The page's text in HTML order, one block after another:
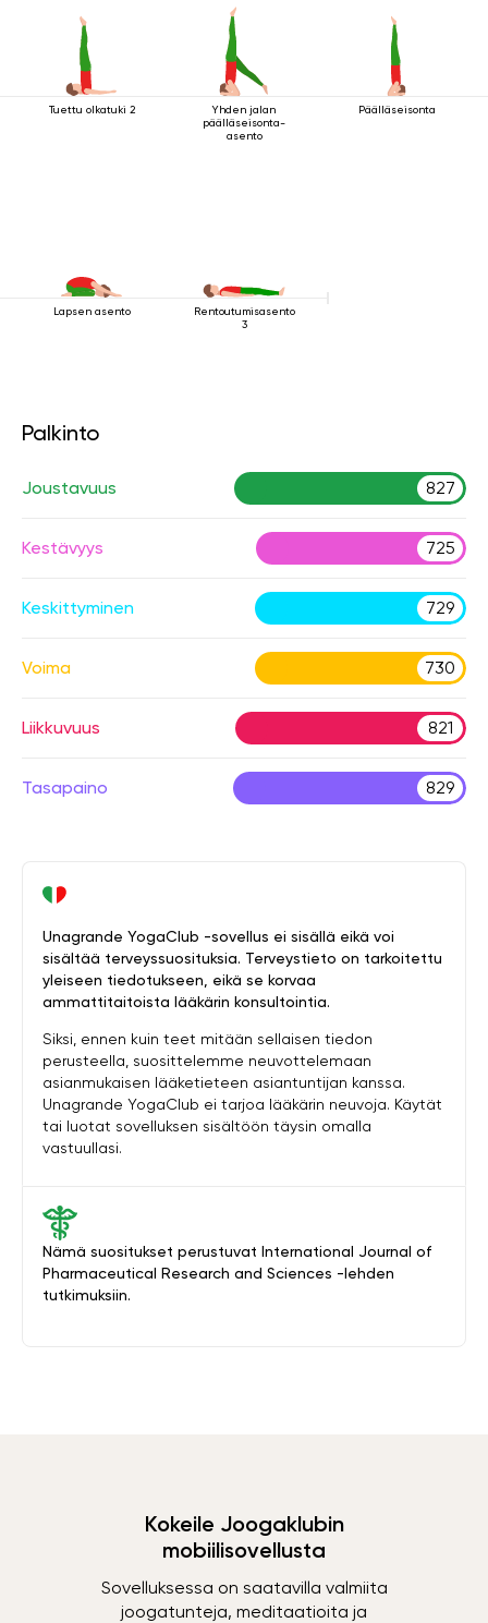
Tuettu olkatuki 2
Yhden jalan
päälläseisonta-
asento
Päälläseisonta
Lapsen asento
Rentoutumisasento
3
Palkinto
Joustavuus 827
Kestävyys 725
Keskittyminen 729
Voima 730
Liikkuvuus 821
Tasapaino 829
Nämä suositukset perustuvat International Journal of
Pharmaceutical Research and Sciences -lehden
tutkimuksiin.
Unagrande YogaClub -sovellus ei sisällä eikä voi
sisältää terveyssuosituksia. Terveystieto on tarkoitettu
yleiseen tiedotukseen, eikä se korvaa
ammattitaitoista lääkärin konsultointia.
Siksi, ennen kuin teet mitään sellaisen tiedon
perusteella, suosittelemme neuvottelemaan
asianmukaisen lääketieteen asiantuntijan kanssa.
Unagrande YogaClub ei tarjoa lääkärin neuvoja. Käytät
tai luotat sovelluksen sisältöön täysin omalla
vastuullasi.
Kokeile Joogaklubin
mobiilisovellusta
Sovelluksessa on saatavilla valmiita
joogatunteja, meditaatioita ja